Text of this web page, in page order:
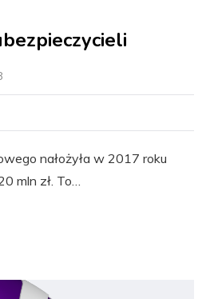
nałożyła w 2017 roku
mln zł. To…